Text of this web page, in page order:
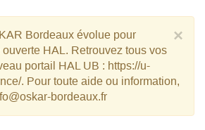
×
Bordeaux évolue pour
HAL. Retrouvez tous vos
portail HAL UB : https://u-
. Pour toute aide ou information,
bordeaux.fr